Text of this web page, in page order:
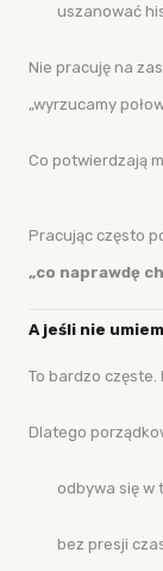
uszanować
Nie pracuję na
„wyrzucamy
Co potwierdzają
Pracując często
„co naprawdę
A jeśli nie
To bardzo częste.
Dlatego
odbywa się w
bez presji